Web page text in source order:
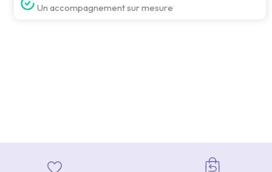
Un accompagnement sur mesure